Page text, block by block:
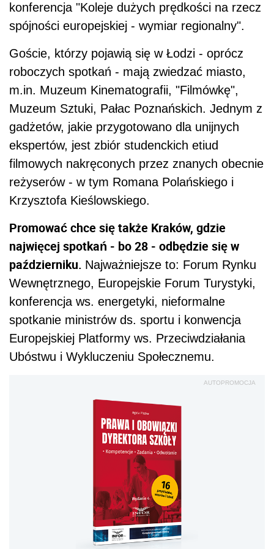
konferencja "Koleje dużych prędkości na rzecz
spójności europejskiej - wymiar regionalny".
Goście, którzy pojawią się w Łodzi - oprócz
roboczych spotkań - mają zwiedzać miasto,
m.in. Muzeum Kinematografii, "Filmówkę",
Muzeum Sztuki, Pałac Poznańskich. Jednym z
gadżetów, jakie przygotowano dla unijnych
ekspertów, jest zbiór studenckich etiud
filmowych nakręconych przez znanych obecnie
reżyserów - w tym Romana Polańskiego i
Krzysztofa Kieślowskiego.
Promować chce się także Kraków, gdzie
najwięcej spotkań - bo 28 - odbędzie się w
październiku. Najważniejsze to: Forum Rynku
Wewnętrznego, Europejskie Forum Turystyki,
konferencja ws. energetyki, nieformalne
spotkanie ministrów ds. sportu i konwencja
Europejskiej Platformy ws. Przeciwdziałania
Ubóstwu i Wykluczeniu Społecznemu.
AUTOPROMOCJA